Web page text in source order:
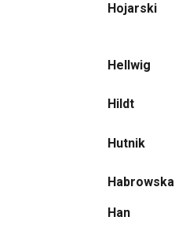
Hojarski
Hellwig
Hildt
Hutnik
Habrowska
Han